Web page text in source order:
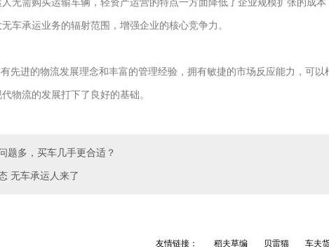
无需购买运输车辆，轻资产运营的特点一方面降低了企业规模扩张的成
车承运业务的辐射范围，增强企业的核心竞争力。
先进的物流发展理念和丰富的管理经验，拥有敏捷的市场反应能力，可
物流的发展打下了良好的基础。
题多，买车几手更合适？
无车承运人来了
友情链接： 稻夫草编 贝雷猫 车夫